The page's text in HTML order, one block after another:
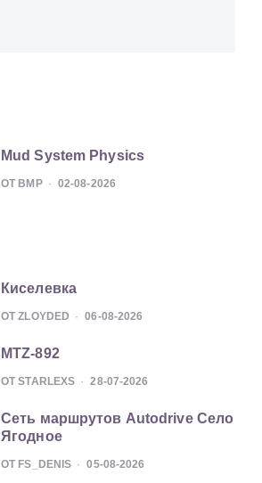
Mud System Physics
ОТ BMP 02-08-2026
Киселевка
ОТ ZLOYDED 06-08-2026
MTZ-892
ОТ STARLEXS 28-07-2026
Сеть маршрутов Autodrive Село
Ягодное
ОТ FS_DENIS 05-08-2026